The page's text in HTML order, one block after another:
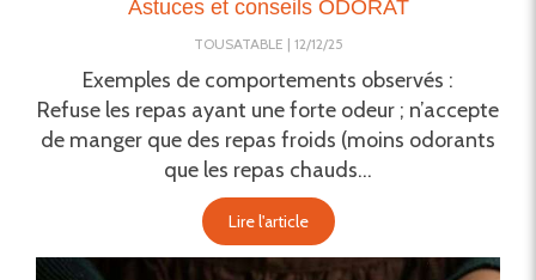
Astuces et conseils ODORAT
TOUSATABLE 12/12/25
Exemples de comportements observés :
Refuse les repas ayant une forte odeur ; n’accepte
de manger que des repas froids (moins odorants
que les repas chauds...
Lire l'article